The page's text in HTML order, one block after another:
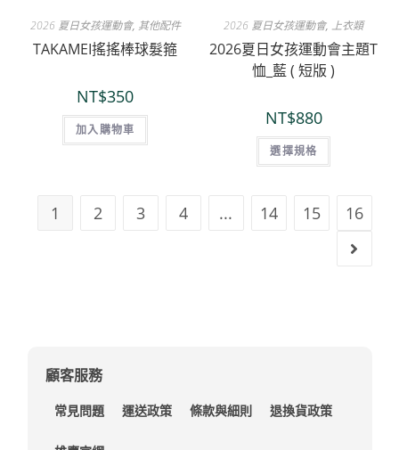
2026 夏日女孩運動會, 其他配件
TAKAMEI搖搖棒球髮箍
NT$350
加入購物車
2026 夏日女孩運動會, 上衣類
2026夏日女孩運動會主題T
恤_藍 ( 短版 )
NT$880
選擇規格
1 2 3 4 ... 14 15 16
顧客服務
常見問題 運送政策 條款與細則 退換貨政策